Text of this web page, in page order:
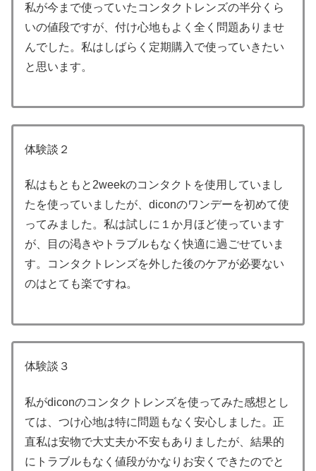
私が今まで使っていたコンタクトレンズの半分くら
いの値段ですが、付け心地もよく全く問題ありませ
んでした。私はしばらく定期購入で使っていきたい
と思います。
体験談２
私はもともと2weekのコンタクトを使用していまし
たを使っていましたが、diconのワンデーを初めて使
ってみました。私は試しに１か月ほど使っています
が、目の渇きやトラブルもなく快適に過ごせていま
す。コンタクトレンズを外した後のケアが必要ない
のはとても楽ですね。
体験談３
私がdiconのコンタクトレンズを使ってみた感想とし
ては、つけ心地は特に問題もなく安心しました。正
直私は安物で大丈夫か不安もありましたが、結果的
にトラブルもなく値段がかなりお安くできたのでと